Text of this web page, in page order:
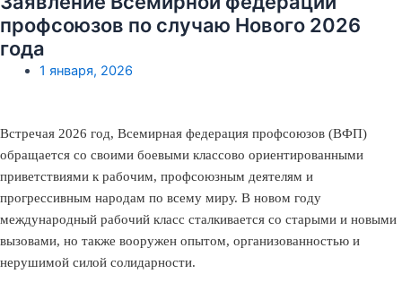
профсоюзов по случаю Нового 2026
года
1 января, 2026
Встречая 2026 год, Всемирная федерация профсоюзов (ВФП)
обращается со своими боевыми классово ориентированными
приветствиями к рабочим, профсоюзным деятелям и
прогрессивным народам по всему миру. В новом году
международный рабочий класс сталкивается со старыми и новыми
вызовами, но также вооружен опытом, организованностью и
нерушимой силой солидарности.